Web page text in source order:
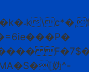
妫^-